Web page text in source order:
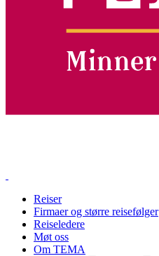
Reiser
Firmaer og større reisefølger
Reiseledere
Møt oss
Om TEMA